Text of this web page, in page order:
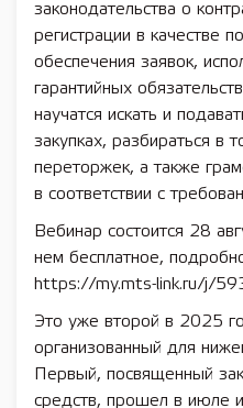
законодательства о
регистрации в качестве
обеспечения заявок,
гарантийных
научатся искать и
закупках, разбираться в
переторжек, а также
в соответствии с
Вебинар состоится 28
нем бесплатное,
https://my.mts-link.ru/j/
Это уже второй в 2025
организованный для
Первый, посвященный
средств, прошел в июле